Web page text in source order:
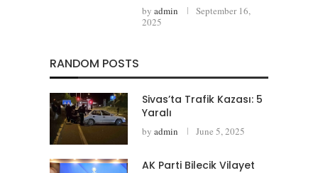
by admin
September 16,
2025
RANDOM POSTS
Sivas’ta Trafik Kazası: 5
Yaralı
by admin June 5, 2025
AK Parti Bilecik Vilayet